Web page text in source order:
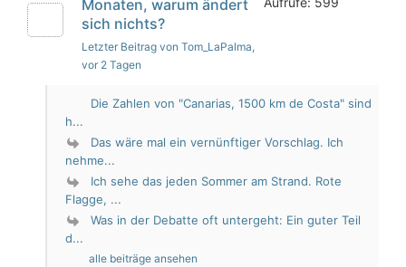
Monaten, warum ändert
sich nichts?
Letzter Beitrag von Tom_LaPalma,
vor 2 Tagen
Die Zahlen von "Canarias, 1500 km de Costa" sind
h...
Das wäre mal ein vernünftiger Vorschlag. Ich
nehme...
Ich sehe das jeden Sommer am Strand. Rote
Flagge, ...
Was in der Debatte oft untergeht: Ein guter Teil
d...
alle beiträge ansehen